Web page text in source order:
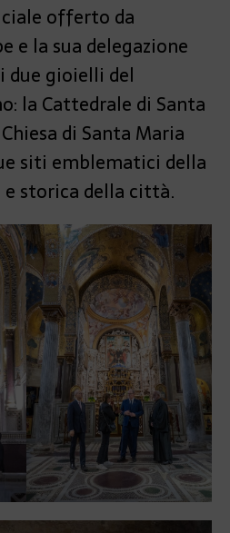
offerto da
e la sua delegazione
gioielli del
la Cattedrale di Santa
di Santa Maria
siti emblematici della
storica della città.